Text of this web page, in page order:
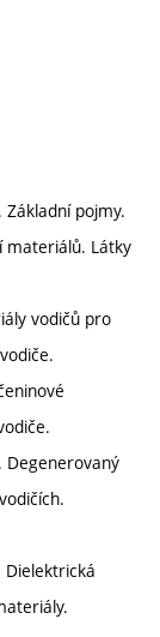
pojmy.
materiálů. Látky
vodičů pro
Degenerovaný
Dielektrická